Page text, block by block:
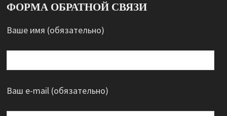
ФОРМА ОБРАТНОЙ СВЯЗИ
Ваше имя (обязательно)
Ваш e-mail (обязательно)